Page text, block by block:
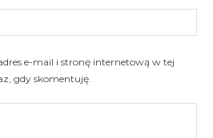
e-mail i stronę internetową w tej
gdy skomentuję.